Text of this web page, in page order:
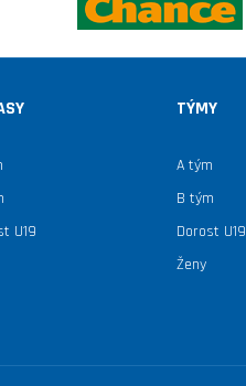
U19
TÝMY
A tým
B tým
Dorost U19
Ženy